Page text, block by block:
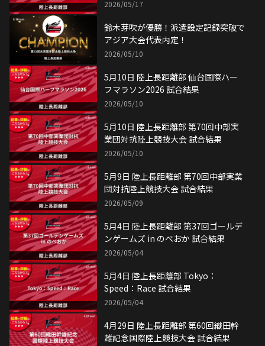
2026/05/17
鈴木芽吹が優勝！派遣設定記録突破で
アジア大会代表内定！
2026/05/10
5月10日 陸上長距離部 仙台国際ハー
フマラソン2026 試合結果
2026/05/10
5月10日 陸上長距離部 第70回中部実
業団対抗陸上競技大会 試合結果
2026/05/10
5月9日 陸上長距離部 第70回中部実業
団対抗陸上競技大会 試合結果
2026/05/09
5月4日 陸上長距離部 第37回ゴールデ
ンゲームズ in のべおか 試合結果
2026/05/04
5月4日 陸上長距離部 Tokyo：
Speed：Race 試合結果
2026/05/04
4月29日 陸上長距離部 第60回織田幹
雄記念国際陸上競技大会 試合結果